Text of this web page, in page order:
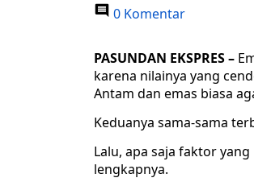
0 Komentar
PASUNDAN EKSPRES –
karena nilainya yang
Antam dan emas biasa
Keduanya sama-sama
Lalu, apa saja faktor
lengkapnya.